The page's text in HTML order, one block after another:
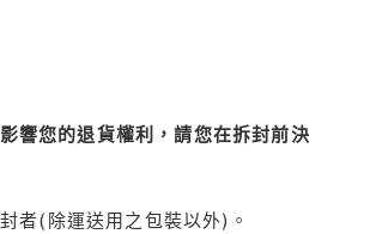
響您的退貨權利，請您在拆封前決
者(除運送用之包裝以外)。